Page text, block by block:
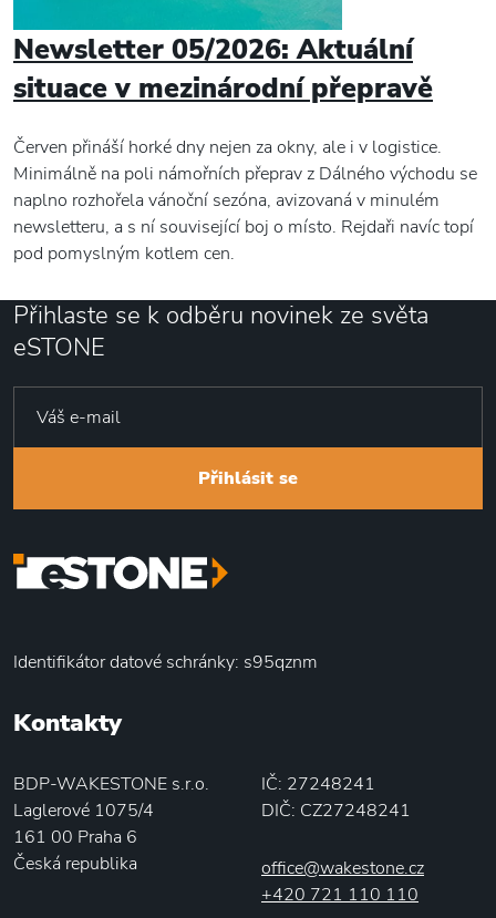
Newsletter 05/2026: Aktuální
situace v mezinárodní přepravě
Červen přináší horké dny nejen za okny, ale i v logistice.
Minimálně na poli námořních přeprav z Dálného východu se
naplno rozhořela vánoční sezóna, avizovaná v minulém
newsletteru, a s ní související boj o místo. Rejdaři navíc topí
pod pomyslným kotlem cen.
Přihlaste se k odběru novinek ze světa
eSTONE
Přihlásit se
Identifikátor datové schránky: s95qznm
Kontakty
BDP-WAKESTONE s.r.o.
Laglerové 1075/4
161 00 Praha 6
Česká republika
IČ: 27248241
DIČ: CZ27248241
office@wakestone.cz
+420 721 110 110